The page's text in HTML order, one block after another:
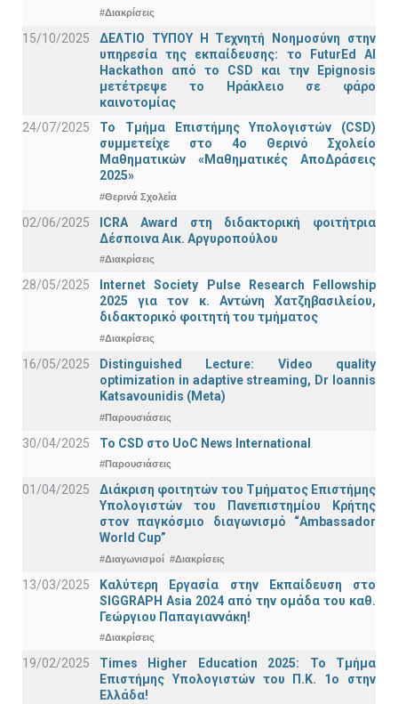
#Διακρίσεις
15/10/2025
ΔΕΛΤΙΟ ΤΥΠΟΥ H Tεχνητή Νοημοσύνη στην
υπηρεσία της εκπαίδευσης: το FuturEd AI
Hackathon από το CSD και την Epignosis
μετέτρεψε το Ηράκλειο σε φάρο
καινοτομίας
24/07/2025
Το Τμήμα Επιστήμης Υπολογιστών (CSD)
συμμετείχε στο 4ο Θερινό Σχολείο
Μαθηματικών «Μαθηματικές ΑποΔράσεις
2025»
#Θερινά Σχολεία
02/06/2025
ICRA Award στη διδακτορική φοιτήτρια
Δέσποινα Αικ. Αργυροπούλου
#Διακρίσεις
28/05/2025
Internet Society Pulse Research Fellowship
2025 για τον κ. Αντώνη Χατζηβασιλείου,
διδακτορικό φοιτητή του τμήματος
#Διακρίσεις
16/05/2025
Distinguished Lecture: Video quality
optimization in adaptive streaming, Dr Ioannis
Katsavounidis (Meta)
#Παρουσιάσεις
30/04/2025 To CSD στο UoC News International
#Παρουσιάσεις
01/04/2025
Διάκριση φοιτητών του Τμήματος Επιστήμης
Υπολογιστών του Πανεπιστημίου Κρήτης
στον παγκόσμιο διαγωνισμό “Ambassador
World Cup”
#Διαγωνισμοί #Διακρίσεις
13/03/2025
Καλύτερη Εργασία στην Εκπαίδευση στο
SIGGRAPH Asia 2024 από την ομάδα του καθ.
Γεώργιου Παπαγιαννάκη!
#Διακρίσεις
19/02/2025
Times Higher Education 2025: Το Τμήμα
Επιστήμης Υπολογιστών του Π.Κ. 1ο στην
Ελλάδα!